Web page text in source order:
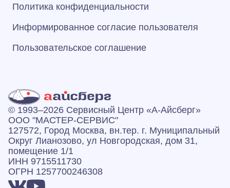
Политика конфиденциальности
Информированное согласие пользователя
Пользовательское соглашение
© 1993–2026 Сервисный Центр «А‑Айсберг»
ООО "МАСТЕР-СЕРВИС"
127572, Город Москва, вн.тер. г. Муниципальный
Округ Лианозово, ул Новгородская, дом 31,
помещение 1/1
ИНН 9715511730
ОГРН 1257700246308